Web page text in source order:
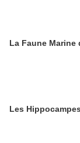
La Faune Marine
Les Hippocampes